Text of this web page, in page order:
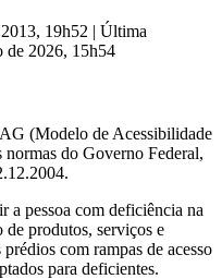
19h52 | Última
de 2026, 15h54
(Modelo de Acessibilidade
do Governo Federal,
a pessoa com deficiência na
de produtos, serviços e
com rampas de acesso
para deficientes.